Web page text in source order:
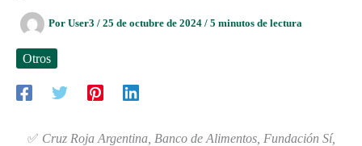
Por User3 / 25 de octubre de 2024 / 5 minutos de lectura
Otros
✅ Cruz Roja Argentina, Banco de Alimentos, Fundación Sí,